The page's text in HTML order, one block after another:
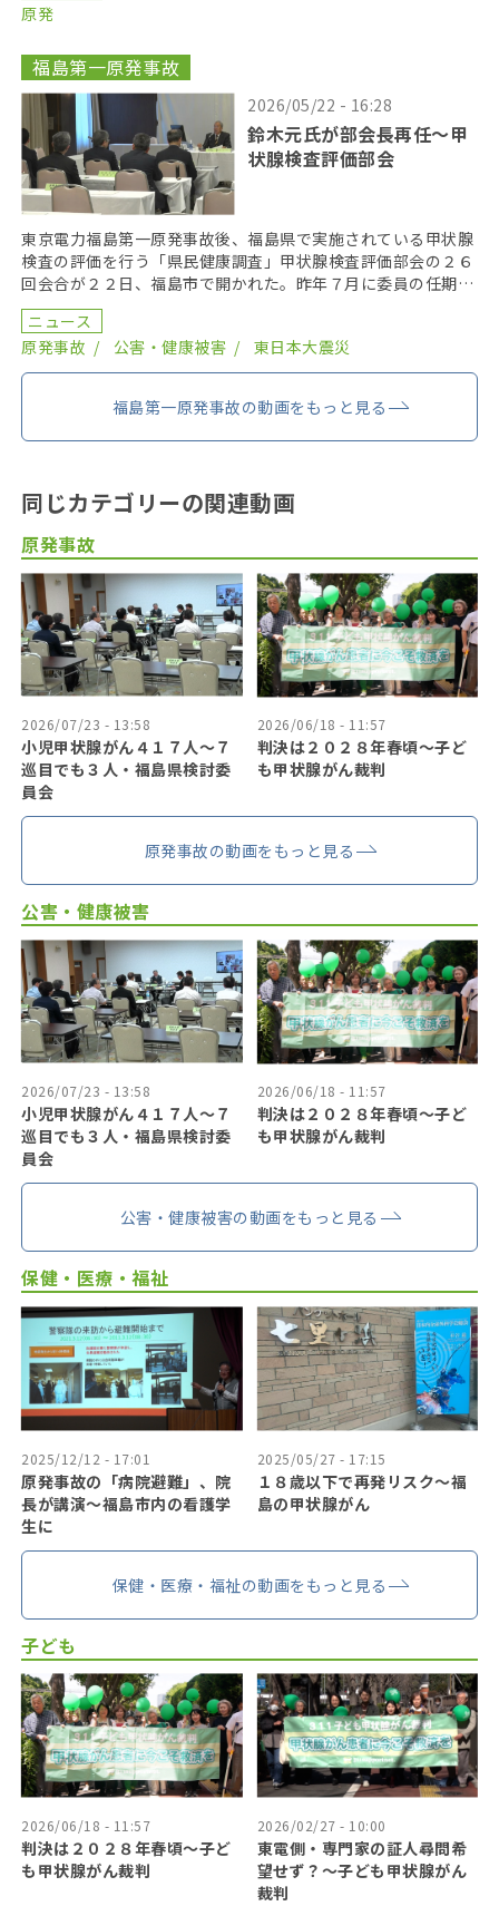
原発
福島第一原発事故
2026/05/22 - 16:28
鈴木元氏が部会長再任〜甲
状腺検査評価部会
東京電力福島第一原発事故後、福島県で実施されている甲状腺
検査の評価を行う「県民健康調査」甲状腺検査評価部会の２６
回会合が２２日、福島市で開かれた。昨年７月に委員の任期を
終え、委員が改選されてから初の開催となり、鈴木元保内 […]
ニュース
原発事故
公害・健康被害 東日本大震災
福島第一原発事故の動画をもっと見る
同じカテゴリーの関連動画
原発事故
2026/07/23 - 13:58
小児甲状腺がん４１７人〜７
巡目でも３人・福島県検討委
員会
2026/06/18 - 11:57
判決は２０２８年春頃〜子ど
も甲状腺がん裁判
原発事故の動画をもっと見る
公害・健康被害
2026/07/23 - 13:58
小児甲状腺がん４１７人〜７
巡目でも３人・福島県検討委
員会
2026/06/18 - 11:57
判決は２０２８年春頃〜子ど
も甲状腺がん裁判
公害・健康被害の動画をもっと見る
保健・医療・福祉
2025/12/12 - 17:01
原発事故の「病院避難」、院
長が講演～福島市内の看護学
生に
2025/05/27 - 17:15
１８歳以下で再発リスク〜福
島の甲状腺がん
保健・医療・福祉の動画をもっと見る
子ども
2026/06/18 - 11:57
判決は２０２８年春頃〜子ど
も甲状腺がん裁判
2026/02/27 - 10:00
東電側・専門家の証人尋問希
望せず？〜子ども甲状腺がん
裁判